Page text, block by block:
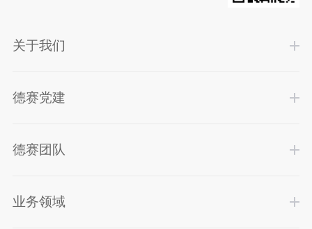
关于我们
德赛党建
德赛团队
业务领域